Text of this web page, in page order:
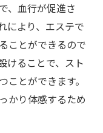
、血行が促進さ
により、エステで
ことができるので
けることで、スト
とができます。
かり体感するため